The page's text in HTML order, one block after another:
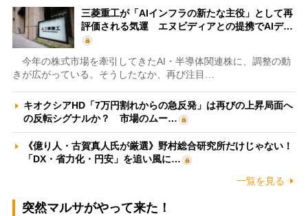
三菱重工が「AIインフラの新たな主役」として再
評価される気運 エヌビディアとの提携でAIデ…
今年の株式市場を牽引してきたAI・半導体関連株に、調整の動
きが広がっている。そうしたなか、再び注目…
キオクシアHD「7万円割れからの急反発」は再びの上昇局面へ
の反転シグナルか？ 市場のムー…
《億り人・古賀真人氏が厳選》野村総合研究所だけじゃない！
「DX・省力化・円安」を追い風に…
一覧を見る
突然マルサがやって来た！